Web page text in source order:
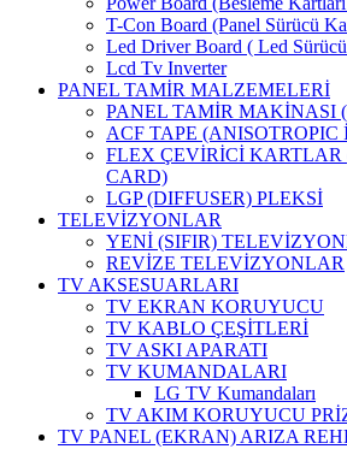
T-Con Board (Panel Sürücü
Led Driver Board ( Led
Lcd Tv Inverter
PANEL TAMİR MALZEMELERİ
PANEL TAMİR MAKİNASI
ACF TAPE
FLEX ÇEVİRİCİ KARTLAR
CARD)
LGP (DIFFUSER) PLEKSİ
TELEVİZYONLAR
YENİ (SIFIR)
REVİZE TELEVİZYONLAR
TV AKSESUARLARI
TV EKRAN KORUYUCU
TV KABLO ÇEŞİTLERİ
TV ASKI APARATI
TV KUMANDALARI
LG TV Kumandaları
TV AKIM KORUYUCU
TV PANEL (EKRAN) ARIZA